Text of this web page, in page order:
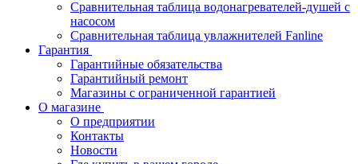
Сравнительная таблица водонагревателей-душей с
насосом
Сравнительная таблица увлажнителей Fanline
Гарантия
Гарантийные обязательства
Гарантийный ремонт
Магазины с ограниченной гарантией
О магазине
О предприятии
Контакты
Новости